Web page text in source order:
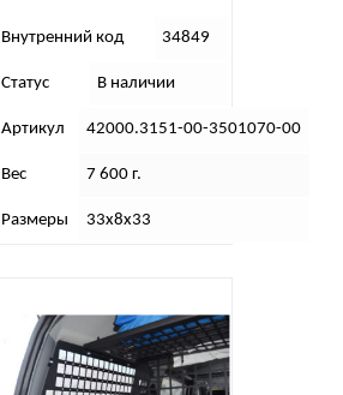
Внутренний код 34849
Статус В наличии
Артикул 42000.3151-00-3501070-00
Вес 7 600 г.
Размеры 33х8х33